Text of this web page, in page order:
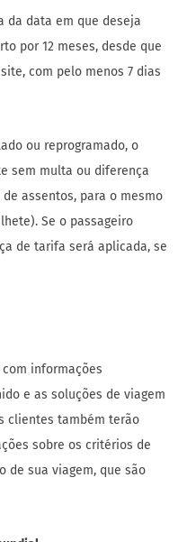
da data em que deseja
por 12 meses, desde que
com pelo menos 7 dias
ou reprogramado, o
sem multa ou diferença
assentos, para o mesmo
Se o passageiro
de tarifa será aplicada, se
com informações
e as soluções de viagem
clientes também terão
sobre os critérios de
de sua viagem, que são